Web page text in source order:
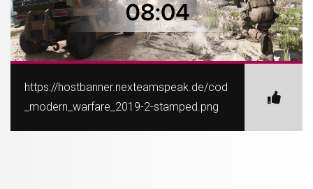
https://hostbanner.nexteamspeak.de/cod
_modern_warfare_2019-2-stamped.png